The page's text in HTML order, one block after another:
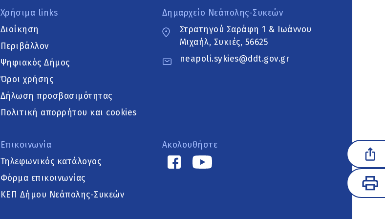
Χρήσιμα links
Διοίκηση
Περιβάλλον
Ψηφιακός Δήμος
Όροι χρήσης
Δήλωση προσβασιμότητας
Πολιτική απορρήτου και cookies
Επικοινωνία
Τηλεφωνικός κατάλογος
Φόρμα επικοινωνίας
ΚΕΠ Δήμου Νεάπολης-Συκεών
Δημαρχείο Νεάπολης-Συκεών
Στρατηγού Σαράφη 1 & Ιωάννου
Μιχαήλ, Συκιές, 56625
neapoli.sykies@ddt.gov.gr
Ακολουθήστε